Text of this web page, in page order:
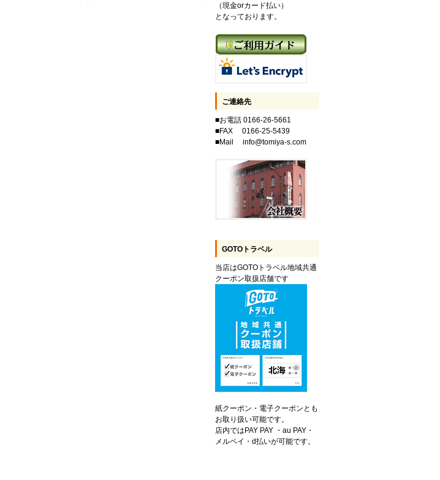
（現金orカード払い）
となっております。
ご連絡先
■お電話 0166-26-5661
■FAX 0166-25-5439
■Mail info@tomiya-s.com
GOTOトラベル
当店はGOTOトラベル地域共通
クーポン取扱店舗です
紙クーポン・電子クーポンとも
お取り扱い可能です。
店内ではPAY PAY ・au PAY・
メルペイ・d払いが可能です。